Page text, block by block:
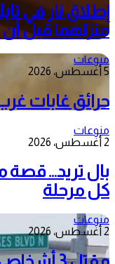
إطلاق نار في
منزلهما قبل أن
منوعات
5 أغسطس، 2026
حرائق غابات غرب كندا
منوعات
2 أغسطس، 2026
بال تريد…
كل مرحلة
منوعات
2 أغسطس، 2026